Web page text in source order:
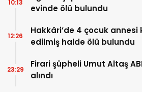
evinde ölü bulundu
10:13
Hakkâri’de 4 çocuk annesi
edilmiş halde ölü bulundu
12:26
Firari şüpheli Umut Altaş
alındı
23:29